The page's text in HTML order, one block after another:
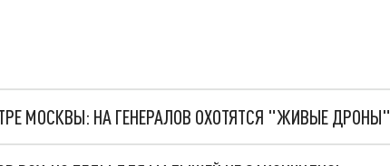
МОСКВЫ: НА ГЕНЕРАЛОВ ОХОТЯТСЯ "ЖИВЫЕ ДРОНЫ"